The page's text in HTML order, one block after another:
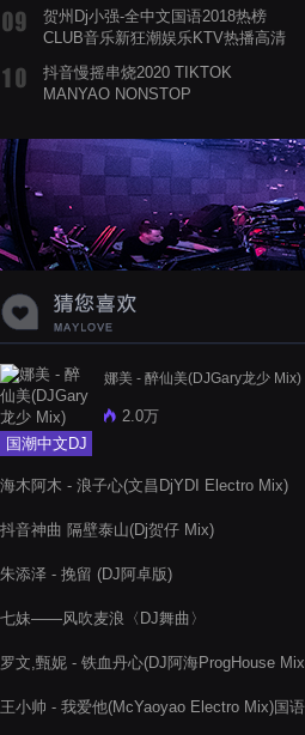
贺州Dj小强-全中文国语2018热榜
CLUB音乐新狂潮娱乐KTV热播高清
抖音慢摇串烧2020 TIKTOK
MANYAO NONSTOP
蝉爸爸妈妈爱存在夏天的风是想你的
声音啊
国潮中文DJ
娜美 - 醉仙美(DJGary龙少 Mix)
2.0万
海木阿木 - 浪子心(文昌DjYDI Electro Mix)
抖音神曲 隔壁泰山(Dj贺仔 Mix)
朱添泽 - 挽留 (DJ阿卓版)
七妹——风吹麦浪〈DJ舞曲〉
罗文,甄妮 - 铁血丹心(DJ阿海ProgHouse
王小帅 - 我爱他(McYaoyao Electro Mix)国